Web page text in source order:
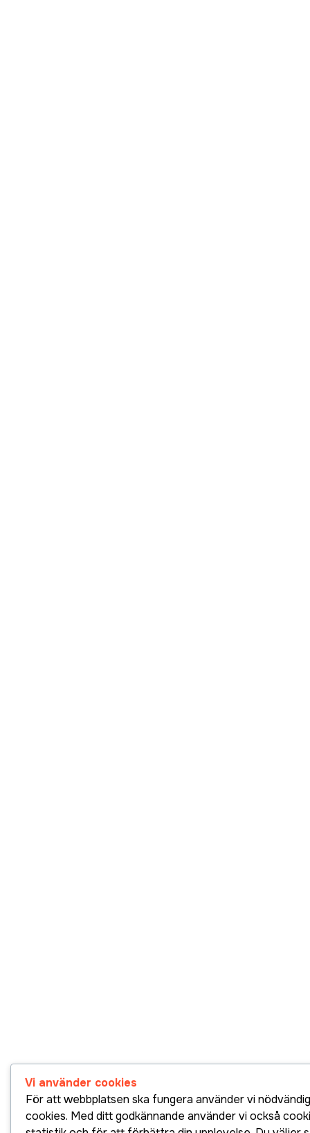
Vi använder cookies
För att webbplatsen ska fungera använder vi
cookies. Med ditt godkännande använder vi också